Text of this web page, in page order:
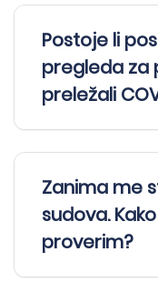
Postoje li
pregleda za
preležali
Zanima me
sudova.
proverim?
→